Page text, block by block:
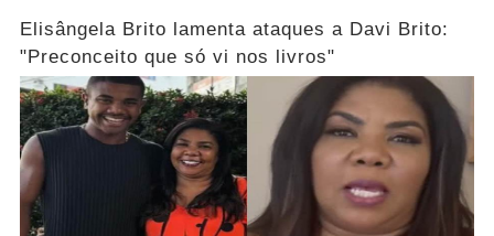
Elisângela Brito lamenta ataques a Davi Brito:
"Preconceito que só vi nos livros"